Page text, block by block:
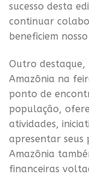
sucesso desta
continuar
beneficiem
Outro destaque,
Amazônia na
ponto de
população,
atividades,
apresentar seus
Amazônia
financeiras